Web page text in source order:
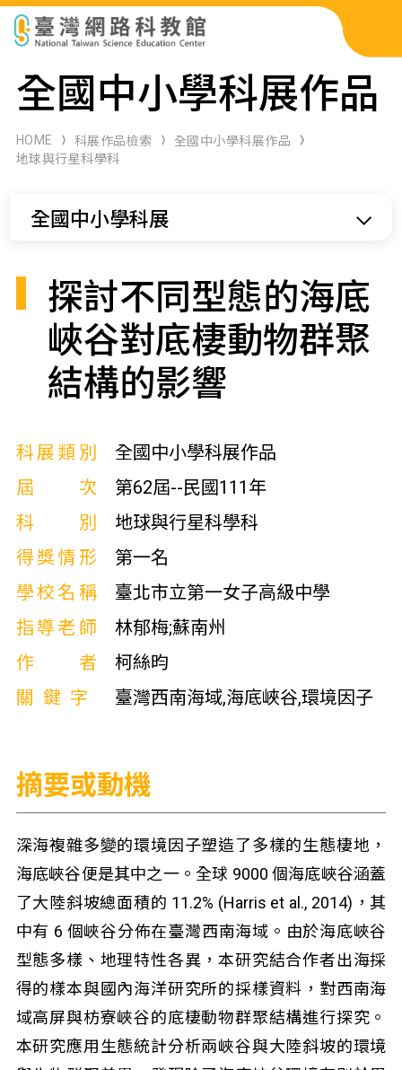
科展作品檢索
科學研習月刊
全國中小學科展作品
HOME 科展作品檢索
全國中小學科展作品
地球與行星科學科
全國中小學科展
探討不同型態的海底
峽谷對底棲動物群聚
結構的影響
科展類別
全國中小學科展作品
屆次
第62屆--民國111年
科別
地球與行星科學科
得獎情形
第一名
學校名稱
臺北市立第一女子高級中學
指導老師
林郁梅;蘇南州
作者
柯絲昀
關鍵字
臺灣西南海域,海底峽谷,環境因子
摘要或動機
深海複雜多變的環境因子塑造了多樣的生態棲地，
海底峽谷便是其中之一。全球 9000 個海底峽谷涵蓋
了大陸斜坡總面積的 11.2% (Harris et al., 2014)，其
中有 6 個峽谷分佈在臺灣西南海域。由於海底峽谷
型態多樣、地理特性各異，本研究結合作者出海採
得的樣本與國內海洋研究所的採樣資料，對西南海
域高屏與枋寮峽谷的底棲動物群聚結構進行探究。
本研究應用生態統計分析兩峽谷與大陸斜坡的環境